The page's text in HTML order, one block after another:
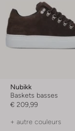
Nubikk
Baskets basses
€ 209,99
+ autre couleurs